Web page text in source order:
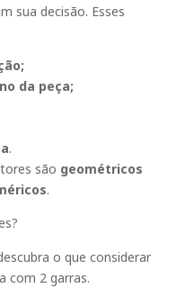
sua decisão. Esses
da peça;
.
são geométricos
.
o que considerar
com 2 garras.